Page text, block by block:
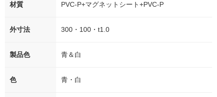
材質 PVC-P+マグネットシート+PVC-P
外寸法 300・100・t1.0
製品色 青＆白
色 青・白